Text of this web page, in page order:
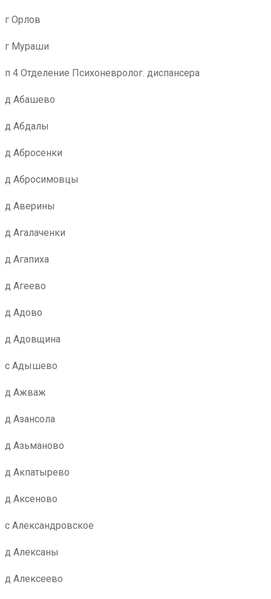
г Орлов
г Мураши
п 4 Отделение Психоневролог. диспансера
д Абашево
д Абдалы
д Абросенки
д Абросимовцы
д Аверины
д Агалаченки
д Агапиха
д Агеево
д Адово
д Адовщина
с Адышево
д Ажваж
д Азансола
д Азьманово
д Акпатырево
д Аксеново
с Александровское
д Алексаны
д Алексеево